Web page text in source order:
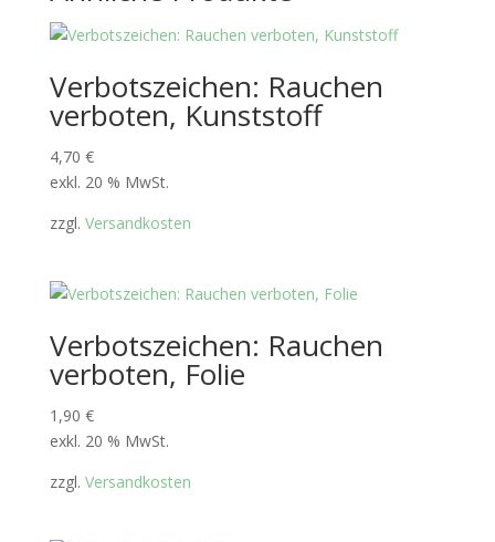
Verbotszeichen: Rauchen
verboten, Kunststoff
4,70 €
exkl. 20 % MwSt.
zzgl. Versandkosten
Verbotszeichen: Rauchen
verboten, Folie
1,90 €
exkl. 20 % MwSt.
zzgl. Versandkosten